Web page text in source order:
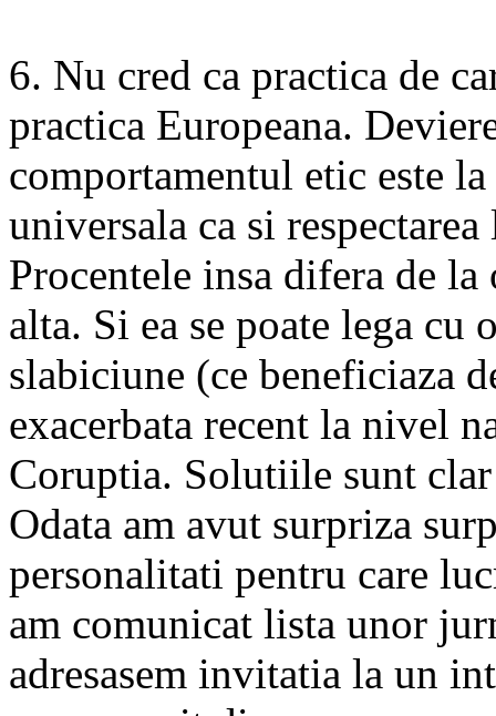
6. Nu cred ca practica de
practica Europeana.
comportamentul etic este
universala ca si
Procentele insa difera de la
alta. Si ea se poate lega cu
slabiciune (ce beneficiaza
exacerbata recent la nivel
Coruptia. Solutiile sunt
Odata am avut surpriza
personalitati pentru care
am comunicat lista unor
adresasem invitatia la un